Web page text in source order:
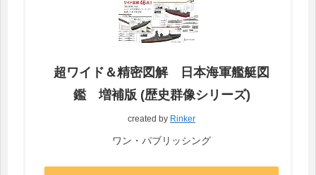
超ワイド＆精密図解 日本海軍艦艇図
鑑 増補版 (歴史群像シリーズ)
created by Rinker
ワン・パブリッシング